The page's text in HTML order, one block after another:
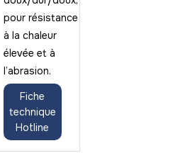
pour résistance
à la chaleur
élevée et à
l’abrasion.
Fiche
technique
Hotline